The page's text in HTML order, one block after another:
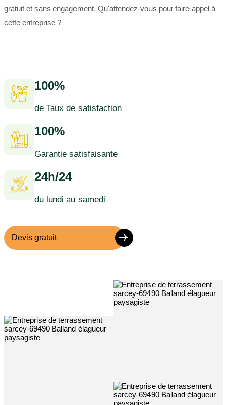
gratuit et sans engagement. Qu'attendez-vous pour faire appel à
cette entreprise ?
100%
de Taux de satisfaction
100%
Garantie satisfaisante
24h/24
du lundi au samedi
Devis gratuit